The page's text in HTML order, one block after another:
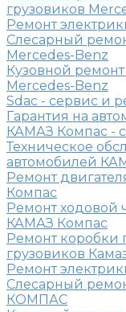
грузовиков
Ремонт
Слесарный
Mercedes-Benz
Кузовной
Mercedes-Benz
Sdac - сервис и
Гарантия на
КАМАЗ Компас -
Техническое
автомобилей
Ремонт
Компас
Ремонт ходовой
КАМАЗ Компас
Ремонт коробки
грузовиков
Ремонт
Слесарный
КОМПАС